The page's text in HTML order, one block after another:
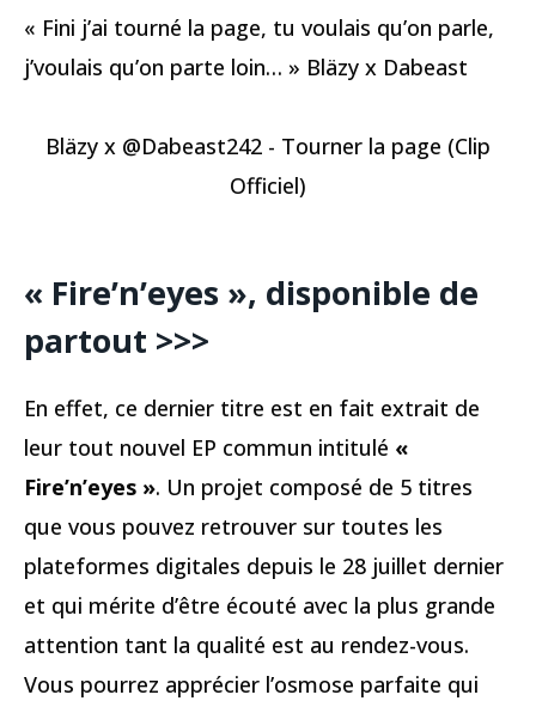
« Fini j’ai tourné la page, tu voulais qu’on parle,
j’voulais qu’on parte loin… » Bläzy x Dabeast
Bläzy x @Dabeast242 - Tourner la page (Clip
Officiel)
« Fire’n’eyes », disponible de
partout >>>
En effet, ce dernier titre est en fait extrait de
leur tout nouvel EP commun intitulé «
Fire’n’eyes ». Un projet composé de 5 titres
que vous pouvez retrouver sur toutes les
plateformes digitales depuis le 28 juillet dernier
et qui mérite d’être écouté avec la plus grande
attention tant la qualité est au rendez-vous.
Vous pourrez apprécier l’osmose parfaite qui